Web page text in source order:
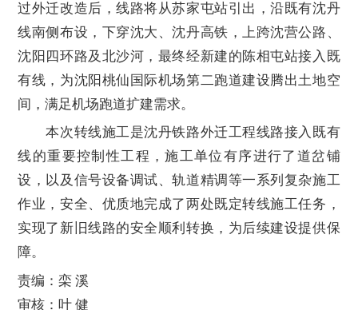
过外迁改造后，线路将从苏家屯站引出，沿既有沈丹
线南侧布设，下穿沈大、沈丹高铁，上跨沈营公路、
沈阳四环路及北沙河，最终经新建的陈相屯站接入既
有线，为沈阳桃仙国际机场第二跑道建设腾出土地空
间，满足机场跑道扩建需求。
本次转线施工是沈丹铁路外迁工程线路接入既有
线的重要控制性工程，施工单位有序进行了道岔铺
设，以及信号设备调试、轨道精调等一系列复杂施工
作业，安全、优质地完成了两处既定转线施工任务，
实现了新旧线路的安全顺利转换，为后续建设提供保
障。
责编：栾 溪
审核：叶 健